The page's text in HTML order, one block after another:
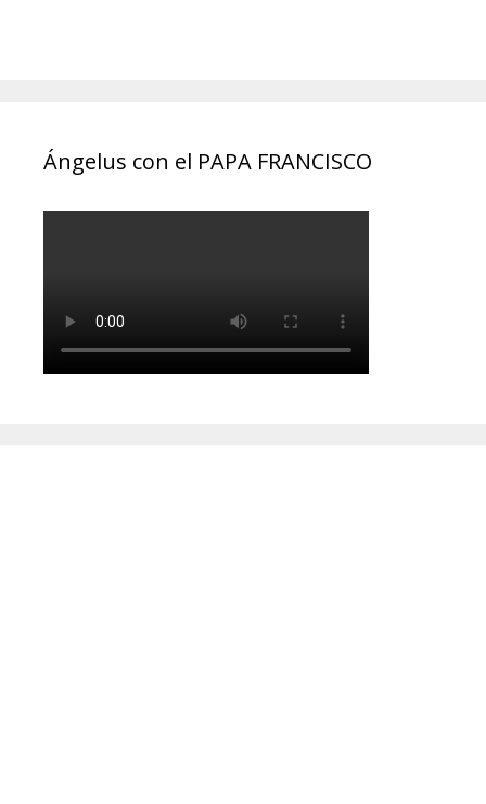
Ángelus con el PAPA FRANCISCO